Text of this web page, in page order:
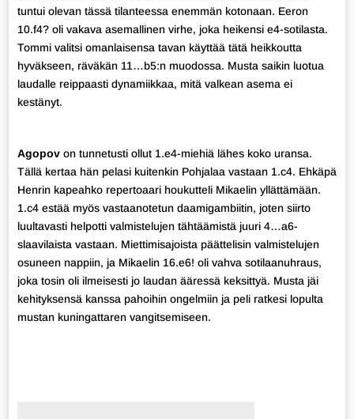
tuntui olevan tässä tilanteessa enemmän kotonaan. Eeron
10.f4? oli vakava asemallinen virhe, joka heikensi e4-sotilasta.
Tommi valitsi omanlaisensa tavan käyttää tätä heikkoutta
hyväkseen, räväkän 11…b5:n muodossa. Musta saikin luotua
laudalle reippaasti dynamiikkaa, mitä valkean asema ei
kestänyt.
Agopov on tunnetusti ollut 1.e4-miehiä lähes koko uransa.
Tällä kertaa hän pelasi kuitenkin Pohjalaa vastaan 1.c4. Ehkäpä
Henrin kapeahko repertoaari houkutteli Mikaelin yllättämään.
1.c4 estää myös vastaanotetun daamigambiitin, joten siirto
luultavasti helpotti valmistelujen tähtäämistä juuri 4…a6-
slaavilaista vastaan. Miettimisajoista päättelisin valmistelujen
osuneen nappiin, ja Mikaelin 16.e6! oli vahva sotilaanuhraus,
joka tosin oli ilmeisesti jo laudan ääressä keksittyä. Musta jäi
kehityksensä kanssa pahoihin ongelmiin ja peli ratkesi lopulta
mustan kuningattaren vangitsemiseen.